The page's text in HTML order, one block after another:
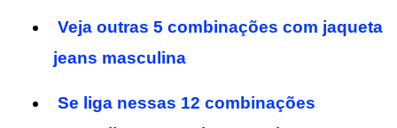
Veja outras 5 combinações com jaqueta
jeans masculina
Se liga nessas 12 combinações